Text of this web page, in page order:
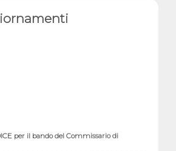
per il bando del Commissario di